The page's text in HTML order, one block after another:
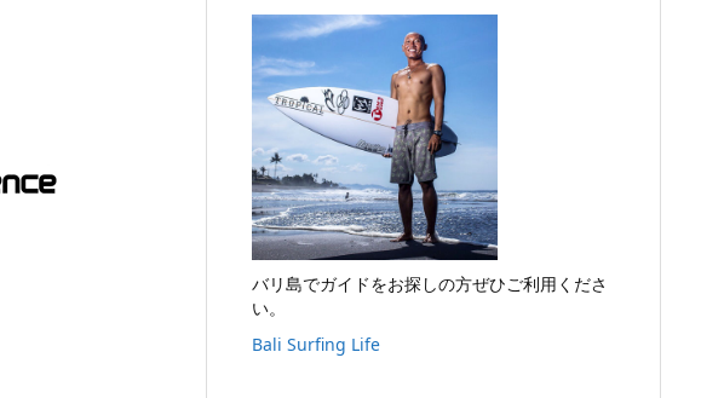
バリ島でガイドをお探しの方ぜひご利用くださ
い。
Bali Surfing Life